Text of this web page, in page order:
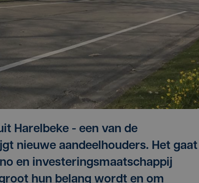
Harelbeke - een van de
nieuwe aandeelhouders. Het gaat
en investeringsmaatschappij
hun belang wordt en om